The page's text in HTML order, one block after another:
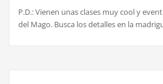
P.D.: Vienen unas clases muy cool y
del Mago. Busca los detalles en la